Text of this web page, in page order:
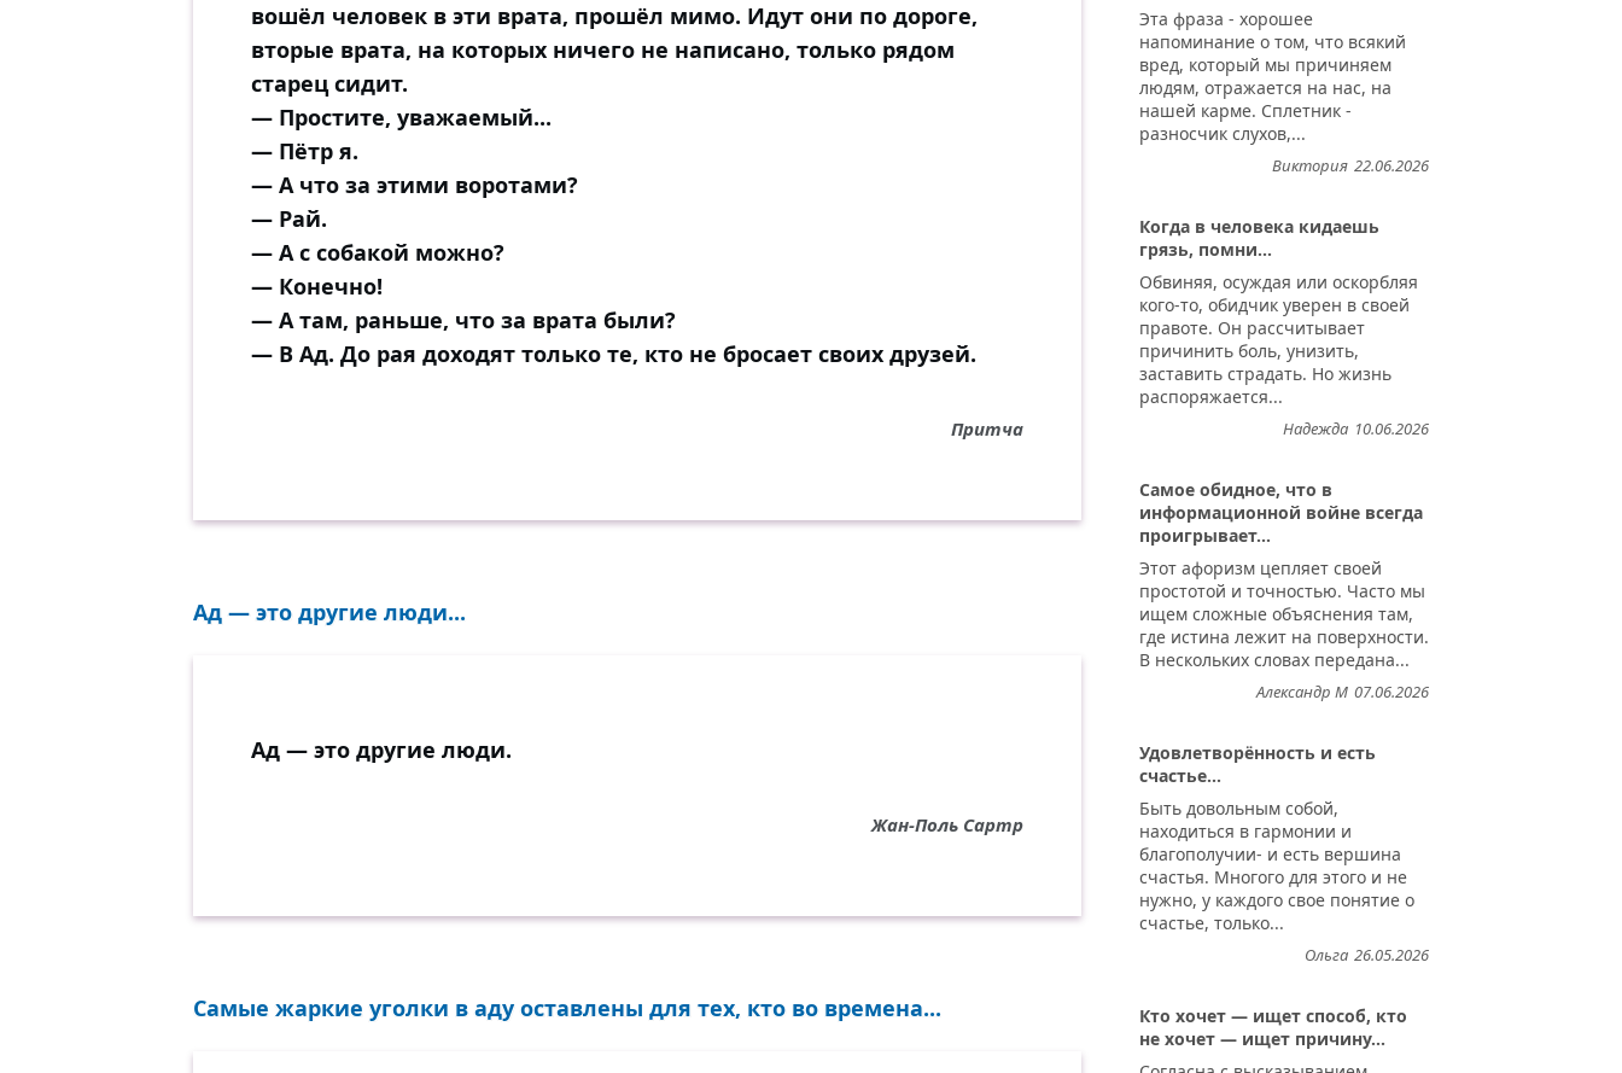
вошёл человек в эти врата, прошёл мимо. Идут они по дороге,
вторые врата, на которых ничего не написано, только рядом
старец сидит.
— Простите, уважаемый...
— Пётр я.
— А что за этими воротами?
— Рай.
— А с собакой можно?
— Конечно!
— А там, раньше, что за врата были?
— В Ад. До рая доходят только те, кто не бросает своих друзей.
Притча
Ад — это другие люди...
Ад — это другие люди.
Жан-Поль Сартр
Самые жаркие уголки в аду оставлены для тех, кто во времена...
Эта фраза - хорошее
напоминание о том, что всякий
вред, который мы причиняем
людям, отражается на нас, на
нашей карме. Сплетник -
разносчик слухов,...
22.06.2026
Виктория
Когда в человека кидаешь
грязь, помни...
Обвиняя, осуждая или оскорбляя
кого-то, обидчик уверен в своей
правоте. Он рассчитывает
причинить боль, унизить,
заставить страдать. Но жизнь
распоряжается...
10.06.2026
Надежда
Самое обидное, что в
информационной войне всегда
проигрывает...
Этот афоризм цепляет своей
простотой и точностью. Часто мы
ищем сложные объяснения там,
где истина лежит на поверхности.
В нескольких словах передана...
07.06.2026
Александр М
Удовлетворённость и есть
счастье...
Быть довольным собой,
находиться в гармонии и
благополучии- и есть вершина
счастья. Многого для этого и не
нужно, у каждого свое понятие о
счастье, только...
26.05.2026
Ольга
Кто хочет — ищет способ, кто
не хочет — ищет причину...